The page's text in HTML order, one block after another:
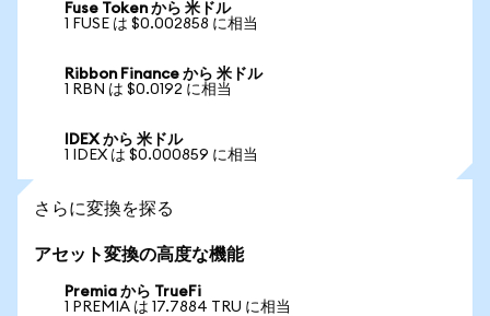
Fuse Token から 米ドル
1 FUSE は $0.002858 に相当
Ribbon Finance から 米ドル
1 RBN は $0.0192 に相当
IDEX から 米ドル
1 IDEX は $0.000859 に相当
さらに変換を探る
アセット変換の高度な機能
Premia から TrueFi
1 PREMIA は 17.7884 TRU に相当